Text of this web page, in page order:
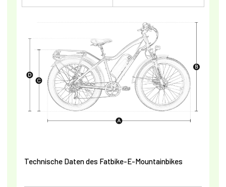
Technische Daten des Fatbike-E-Mountainbikes